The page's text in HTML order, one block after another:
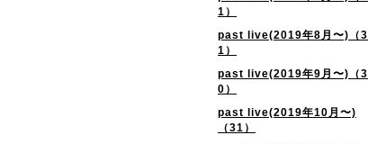
1）
past live(2019年8月〜)（3
1）
past live(2019年9月〜)（3
0）
past live(2019年10月〜)
（31）